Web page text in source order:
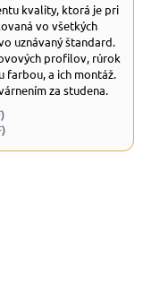
kvality, ktorá je pri
vo všetkých
uznávaný štandard.
profilov, rúrok
farbou, a ich montáž.
za studena.